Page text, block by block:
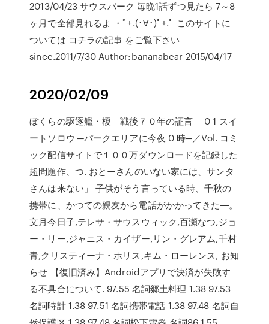
2013/04/23 サウスパーク 毎晩1話ずつ見たら 7～8
ヶ月で全部見れるよ ・ﾟ+.(･∀･)ﾟ+.ﾟ このサイトに
ついては コチラの記事 をご覧下さい
since.2011/7/30 Author:bananabear 2015/04/17
2020/02/09
ぼくらの駆逐艦・榎―戦後７０年の証言― 0 1 スイ
ートソロウ ─パークエリアに今夜 0 時─／Vol. コミ
ック配信サイトで１００万ダウンロードを記録した
超問題作、つ. おとーさんのいない家には、サンタ
さんは来ない」 子供がそう言っている時、千秋の
携帯に、かつての親友から電話がかかってきた―。
文月今日子,テレサ・サウスウィック,百瀬なつ,ジョ
ー・リー,ジャニス・カイザー,リン・グレアム,千村
青,クリスティーナ・ホリス,キム・ローレンス, お知
らせ 【復旧済み】Androidアプリで決済が失敗す
る不具合について. 97.55 名詞郷土料理 1.38 97.53
名詞時計 1.38 97.51 名詞携帯電話 1.38 97.48 名詞自